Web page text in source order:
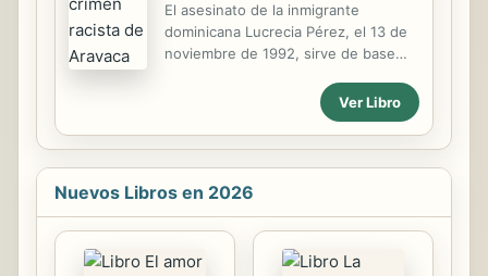
El asesinato de la inmigrante
dominicana Lucrecia Pérez, el 13 de
noviembre de 1992, sirve de base
xenofobia racista vigente en laVer Libro
Nuevos Libros en 2026